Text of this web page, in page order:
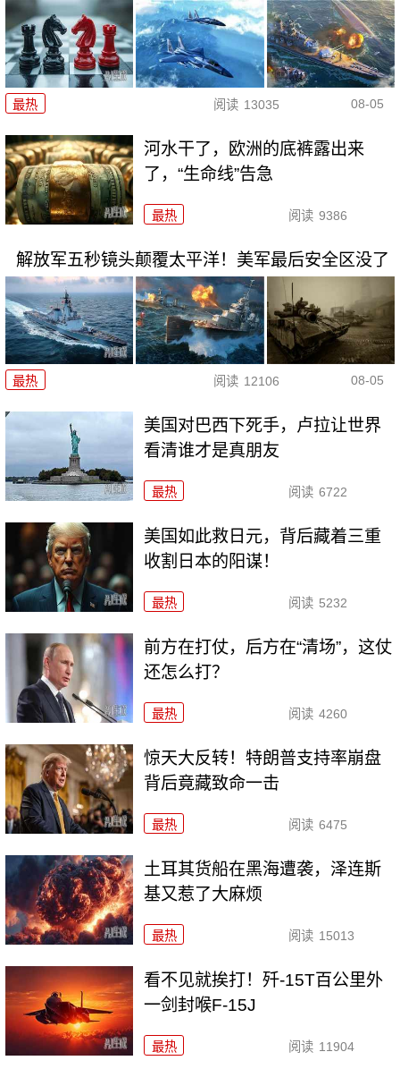
最热 阅读 13035 08-05
河水干了，欧洲的底裤露出来
了，“生命线”告急
最热 阅读 9386
解放军五秒镜头颠覆太平洋！美军最后安全区没了
最热 阅读 12106 08-05
美国对巴西下死手，卢拉让世界
看清谁才是真朋友
最热 阅读 6722
美国如此救日元，背后藏着三重
收割日本的阳谋！
最热 阅读 5232
前方在打仗，后方在“清场”，这仗
还怎么打？
最热 阅读 4260
惊天大反转！特朗普支持率崩盘
背后竟藏致命一击
最热 阅读 6475
土耳其货船在黑海遭袭，泽连斯
基又惹了大麻烦
最热 阅读 15013
看不见就挨打！歼-15T百公里外
一剑封喉F-15J
最热 阅读 11904